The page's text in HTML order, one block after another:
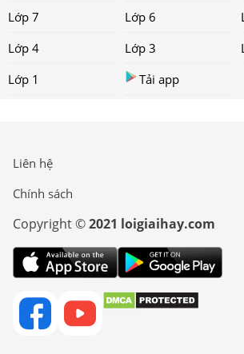
Lớp 7
Lớp 6
Lớp 4
Lớp 3
Lớp 1
Tải app
Liên hệ
Chính sách
Copyright ©2021 loigiaihay.com